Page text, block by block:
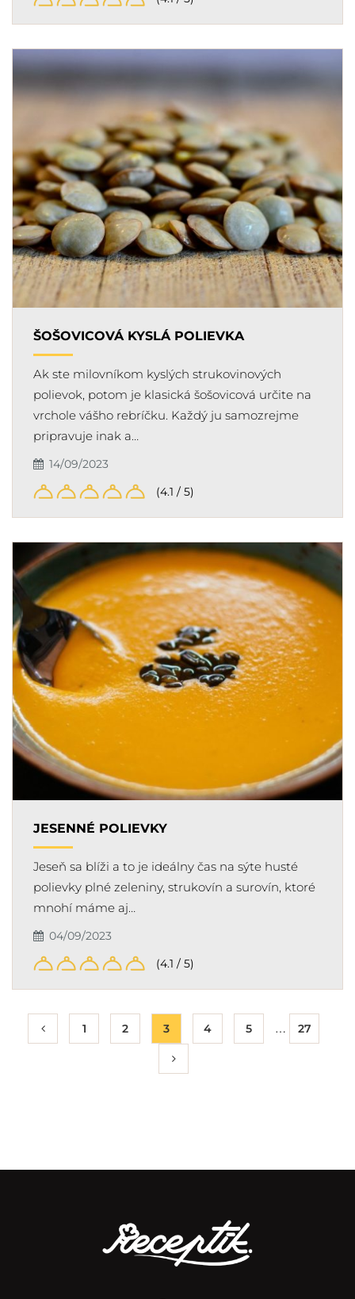
ŠOŠOVICOVÁ KYSLÁ POLIEVKA
Ak ste milovníkom kyslých strukovinových
polievok, potom je klasická šošovicová určite na
vrchole vášho rebríčku. Každý ju samozrejme
pripravuje inak a…
14/09/2023
(4.1 / 5)
JESENNÉ POLIEVKY
Jeseň sa blíži a to je ideálny čas na sýte husté
polievky plné zeleniny, strukovín a surovín, ktoré
mnohí máme aj…
04/09/2023
(4.1 / 5)
1 2 3 4 5 … 27